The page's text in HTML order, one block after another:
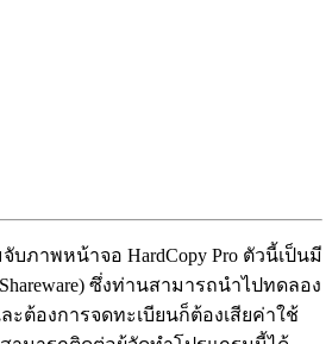
บภาพหน้าจอ HardCopy Pro ตัวนี้เป็นมี
ซึ่งท่านสามารถนำไปทดลอง
ะต้องการจดทะเบียนก็ต้องเสียค่าใช้